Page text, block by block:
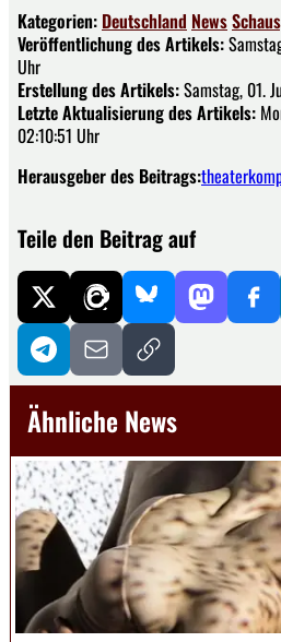
Kategorien: Deutschland News
Veröffentlichung des Artikels:
Uhr
Erstellung des Artikels:Samstag, 01.
Letzte Aktualisierung des Artikels:
02:10:51 Uhr
Herausgeber des Beitrags:
Teile den Beitrag auf
Ähnliche News